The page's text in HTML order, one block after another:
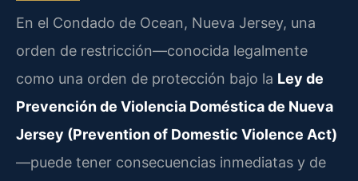
En el Condado de Ocean, Nueva Jersey, una
orden de restricción—conocida legalmente
como una orden de protección bajo la Ley de
Prevención de Violencia Doméstica de Nueva
Jersey (Prevention of Domestic Violence Act)
—puede tener consecuencias inmediatas y de